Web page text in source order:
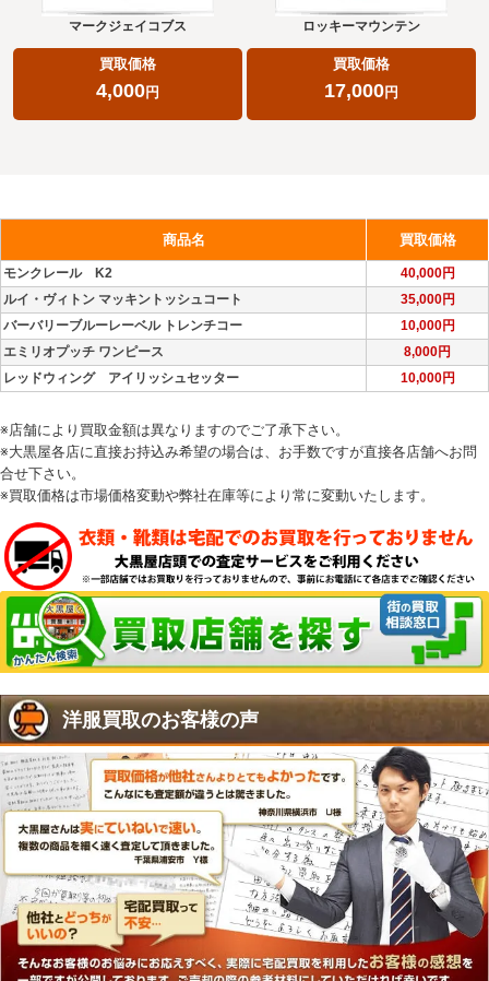
マークジェイコブス
買取価格
4,000円
ロッキーマウンテン
買取価格
17,000円
商品名 買取価格
モンクレール K2
40,000円
ルイ・ヴィトン マッキントッシュコート
35,000円
バーバリーブルーレーベル トレンチコー
10,000円
エミリオプッチ ワンピース
8,000円
レッドウィング アイリッシュセッター
10,000円
※店舗により買取金額は異なりますのでご了承下さい。
※大黒屋各店に直接お持込み希望の場合は、お手数ですが直接各店舗へお問
合せ下さい。
※買取価格は市場価格変動や弊社在庫等により常に変動いたします。
洋服買取のお客様の声